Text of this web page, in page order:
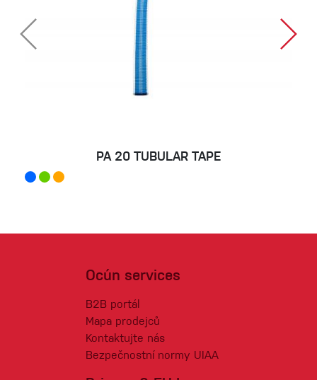
PA 20 TUBULAR TAPE
Ocún services
B2B portál
Mapa prodejců
Kontaktujte nás
Bezpečnostní normy UIAA